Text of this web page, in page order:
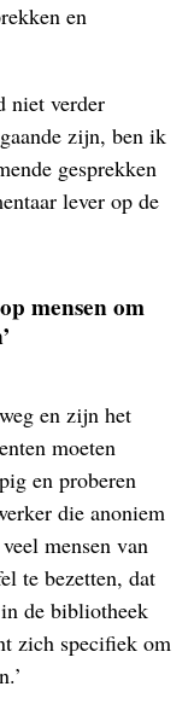
en
niet verder
zijn, ben ik
gesprekken
lever op de
mensen om
en zijn het
moeten
en proberen
die anoniem
mensen van
te bezetten, dat
de bibliotheek
zich specifiek om